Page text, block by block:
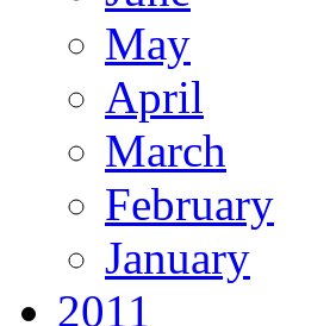
May
April
March
February
January
2011